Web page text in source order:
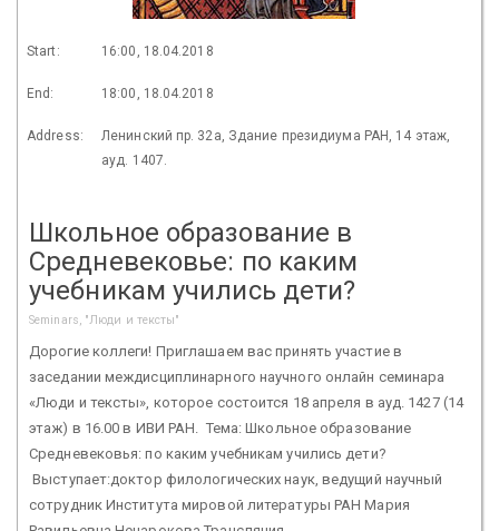
Start: 16:00, 18.04.2018
End: 18:00, 18.04.2018
Address:
Ленинский пр. 32а, Здание президиума РАН, 14 этаж,
ауд. 1407.
Школьное образование в
Средневековье: по каким
учебникам учились дети?
Seminars, "Люди и тексты"
Дорогие коллеги! Приглашаем вас принять участие в
заседании междисциплинарного научного онлайн семинара
«Люди и тексты», которое состоится 18 апреля в ауд. 1427 (14
этаж) в 16.00 в ИВИ РАН. Тема: Школьное образование
Средневековья: по каким учебникам учились дети?
Выступает:доктор филологических наук, ведущий научный
сотрудник Института мировой литературы РАН Мария